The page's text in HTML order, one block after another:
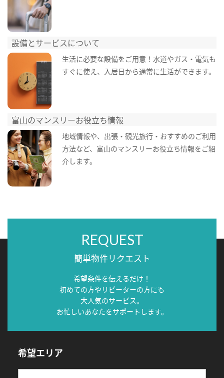
設備とサービスについて
生活に必要な設備をご用意！水道やガス・電気も
すぐに使え、入居日から通常に生活ができます。
富山のマンスリーお役立ち情報
地域情報や、出張・観光旅行・おすすめのご利用
方法など、富山のマンスリーお役立ち情報をご紹
介します。
REQUEST
簡単物件リクエスト
希望条件を伝えるだけ！
初めての方やリピーターの方にも
大人気のサービス。
お忙しいあなたをサポートします。
希望エリア